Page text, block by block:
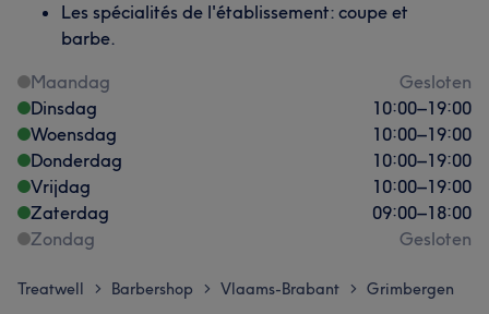
Les spécialités de l'établissement: coupe et
barbe.
Maandag
Gesloten
Dinsdag
10:00–19:00
Woensdag
10:00–19:00
Donderdag
10:00–19:00
Vrijdag
10:00–19:00
Zaterdag
09:00–18:00
Zondag
Gesloten
Treatwell > Barbershop > Vlaams-Brabant > Grimbergen